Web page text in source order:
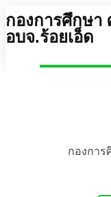
กองการศึกษา
อบจ.ร้อยเอ็ด
กองกา